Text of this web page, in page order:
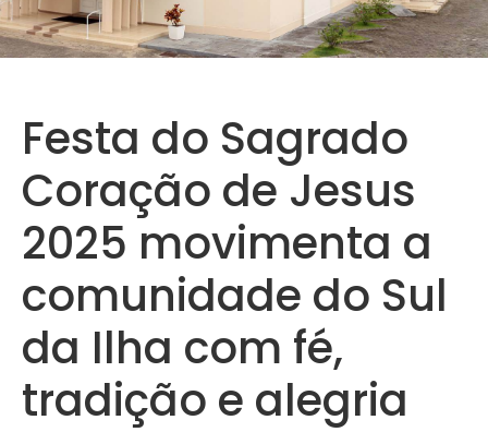
Festa do Sagrado
Coração de Jesus
2025 movimenta a
comunidade do Sul
da Ilha com fé,
tradição e alegria